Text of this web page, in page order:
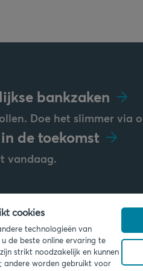
bankzaken
Doe het slimmer via
de toekomst
vandaag.
een bericht
cookies
technologieën van
de beste online ervaring te
strikt noodzakelijk en kunnen
andere worden gebruikt voor